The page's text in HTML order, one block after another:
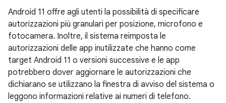
Android 11 offre agli utenti la possibilità di specificare
autorizzazioni più granulari per posizione, microfono e
fotocamera. Inoltre, il sistema reimposta le
autorizzazioni delle app inutilizzate che hanno come
target Android 11 o versioni successive e le app
potrebbero dover aggiornare le autorizzazioni che
dichiarano se utilizzano la finestra di avviso del sistema o
leggono informazioni relative ai numeri di telefono.